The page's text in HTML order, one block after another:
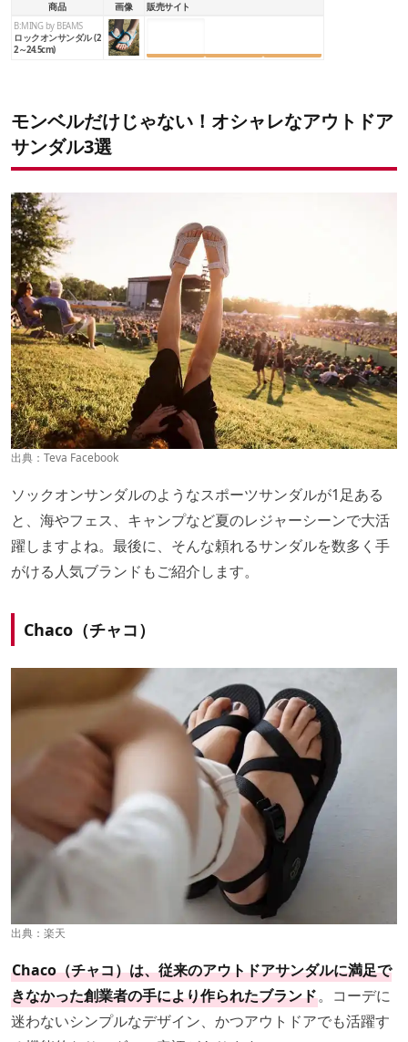
商品 画像
販売サイト
B:MING by BEAMS
ロックオンサンダル (2
2～24.5cm)
モンベルだけじゃない！オシャレなアウトドア
サンダル3選
出典： Teva Facebook
ソックオンサンダルのようなスポーツサンダルが1足ある
と、海やフェス、キャンプなど夏のレジャーシーンで大活
躍しますよね。最後に、そんな頼れるサンダルを数多く手
がける人気ブランドもご紹介します。
Chaco（チャコ）
出典： 楽天
Chaco（チャコ）は、従来のアウトドアサンダルに満足で
きなかった創業者の手により作られたブランド。コーデに
迷わないシンプルなデザイン、かつアウトドアでも活躍す